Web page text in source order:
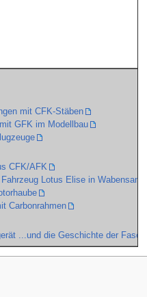
mit CFK-Stäben
GFK im Modellbau
CFK/AFK
Lotus Elise in
Carbonrahmen
...und die Geschichte der